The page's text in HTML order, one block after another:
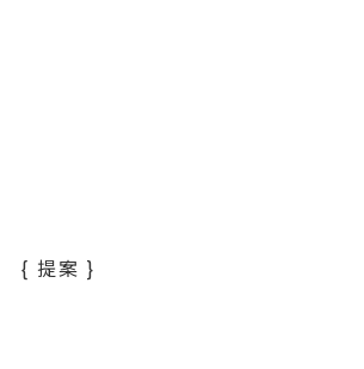
{ 提案 }